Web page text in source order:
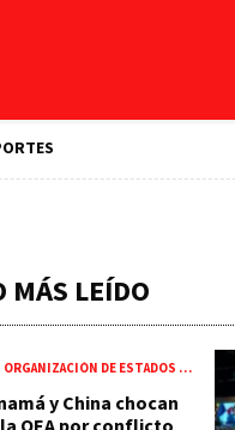
MÁS LEÍDO
ORGANIZACIÓN DE ESTADOS AMERICANOS (OEA)
y China chocan